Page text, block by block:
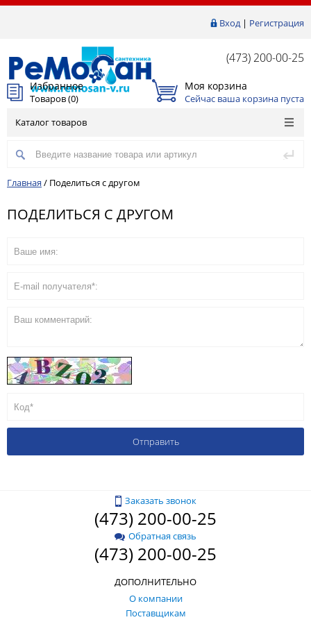
Вход| Регистрация
(473) 200-00-25
Избранное
Товаров (0)
Моя корзина
Сейчас ваша корзина пуста
Каталог товаров
Главная / Поделиться с другом
ПОДЕЛИТЬСЯ С ДРУГОМ
Заказать звонок
(473) 200-00-25
Обратная связь
(473) 200-00-25
ДОПОЛНИТЕЛЬНО
О компании
Поставщикам